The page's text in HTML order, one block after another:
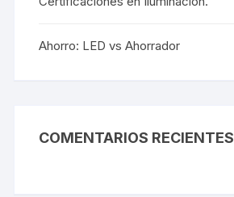
Ahorro: LED vs Ahorrador
COMENTARIOS RECIENTES